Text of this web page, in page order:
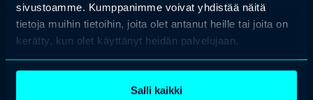
sivustoamme. Kumppanimme voivat yhdistää näitä
tietoja muihin tietoihin, joita olet antanut heille tai joita on
kerätty, kun olet käyttänyt heidän palvelujaan.
Salli kaikki
Tutustu kaikkiin Profession koulutuksiin ja tapahtumiin, joihin
valitsemme aina parhaat kouluttajat ja puhujat.
Etsi koulutus & tapahtuma Ota yhteyttä